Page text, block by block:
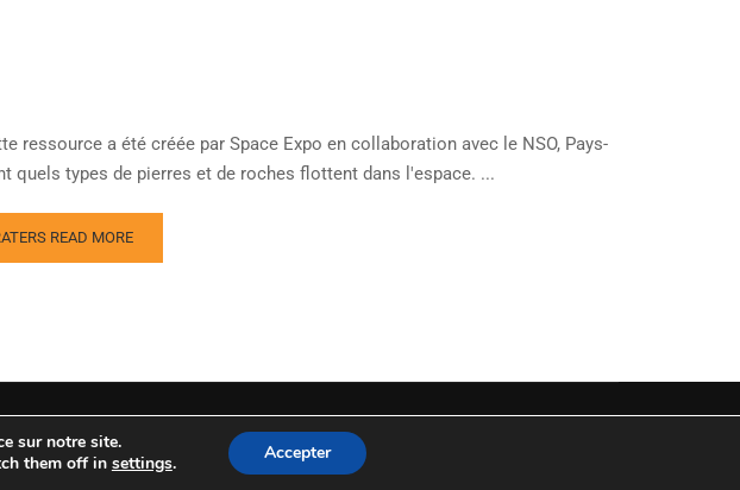
ressource a été créée par Space Expo en collaboration avec le NSO, Pays-
quels types de pierres et de roches flottent dans l'espace. ...
READ MORE
sur notre site.
them off in settings. Accepter